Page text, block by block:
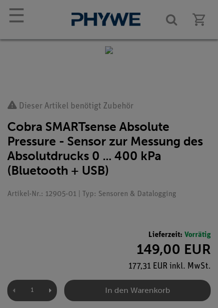
☰
Dieser Artikel benötigt Zubehör
Cobra SMARTsense Absolute
Pressure - Sensor zur Messung des
Absolutdrucks 0 ... 400 kPa
(Bluetooth + USB)
Artikel-Nr.: 12905-01 | Typ: Sensoren & Datalogging
Lieferzeit: Vorrätig
149,00 EUR
177,31 EUR inkl. MwSt.
In den Warenkorb